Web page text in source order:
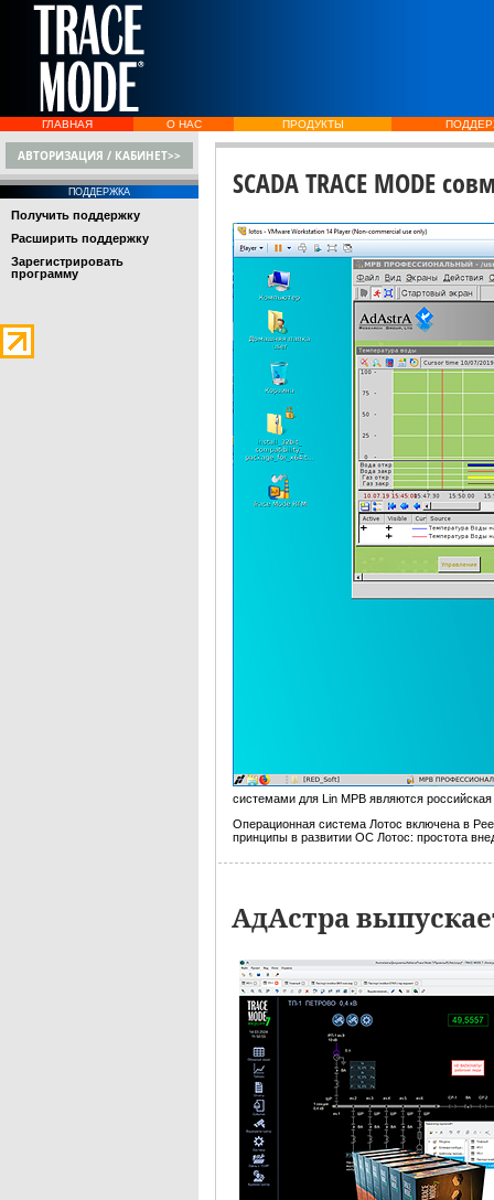
ГЛАВНАЯ О НАС ПРОДУКТЫ
АВТОРИЗАЦИЯ / КАБИНЕТ>>
ПОДДЕРЖКА
Получить поддержку
Расширить поддержку
Зарегистрировать
программу
SCADA TRACE MODE
системами для Lin МРВ являются российская
Операционная система Лотос включена в
принципы в развитии ОС Лотос: простота
АдАстра